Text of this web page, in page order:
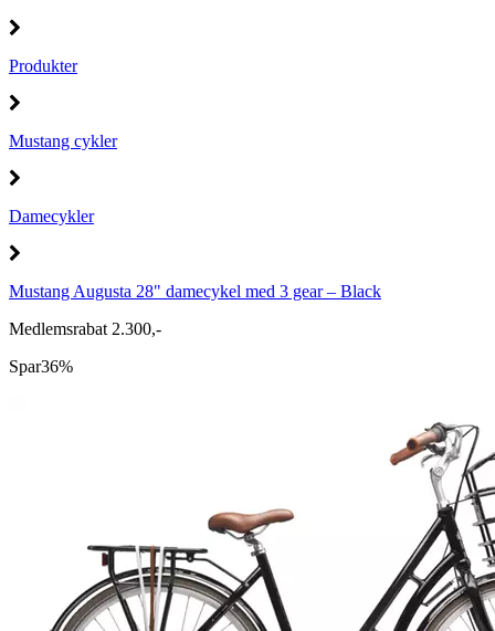
Produkter
Mustang cykler
Damecykler
Mustang Augusta 28" damecykel med 3 gear – Black
Medlemsrabat 2.300,-
Spar36%